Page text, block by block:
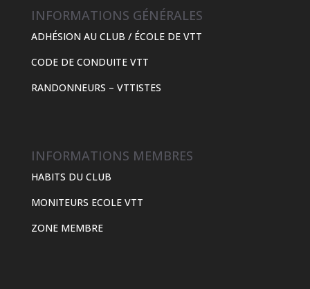
INFORMATIONS GÉNÉRALES
ADHÉSION AU CLUB / ÉCOLE DE VTT
CODE DE CONDUITE VTT
RANDONNEURS – VTTISTES
INFORMATIONS MEMBRES
HABITS DU CLUB
MONITEURS ECOLE VTT
ZONE MEMBRE